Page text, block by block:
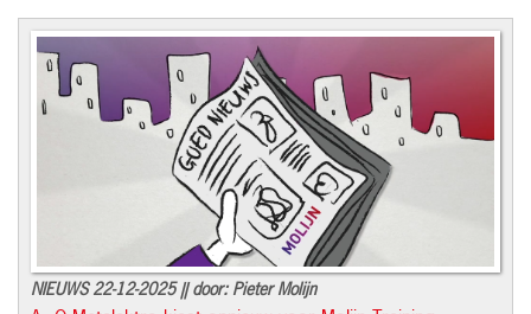
NIEUWS 22-12-2025 || door: Pieter Molijn